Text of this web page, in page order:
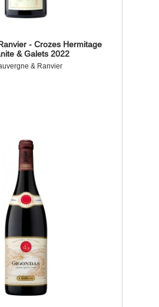
- Crozes Hermitage
& Galets 2022
& Ranvier